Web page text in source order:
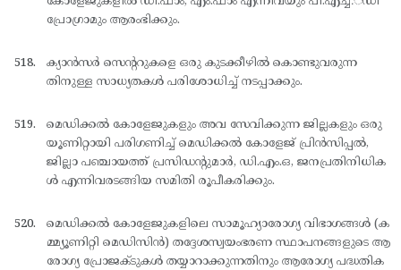
പ്രോഗ്രാമും ആരംഭിക്കും.
ക്യാന്‍സര്‍ സെന്ററുകളെ ഒരു കുടക്കീഴില്‍ കൊണ്ടുവരുന്ന
തിനുള്ള സാധ്യതകള്‍ പരിശോധിച്ച് നടപ്പാക്കും.
മെഡിക്കല്‍ കോളേജുകളും അവ സേവിക്കുന്ന ജില്ലകളും ഒരു
യൂണിറ്റായി പരിഗണിച്ച് മെഡിക്കല്‍ കോളേജ് പ്രിന്‍സിപ്പല്‍,
ജില്ലാ പഞ്ചായത്ത് പ്രസിഡന്റുമാര്‍, ഡി.എം.ഒ, ജനപ്രതിനിധിക
ള്‍ എന്നിവരടങ്ങിയ സമിതി രൂപീകരിക്കും.
മെഡിക്കല്‍ കോളേജുകളിലെ സാമൂഹ്യാരോഗ്യ വിഭാഗങ്ങള്‍ (ക
മ്മ്യൂണിറ്റി മെഡിസിന്‍) തദ്ദേശസ്വയംഭരണ സ്ഥാപനങ്ങളുടെ ആ
രോഗ്യ പ്രോജക്ടുകള്‍ തയ്യാറാക്കുന്നതിനും ആരോഗ്യ പദ്ധതിക